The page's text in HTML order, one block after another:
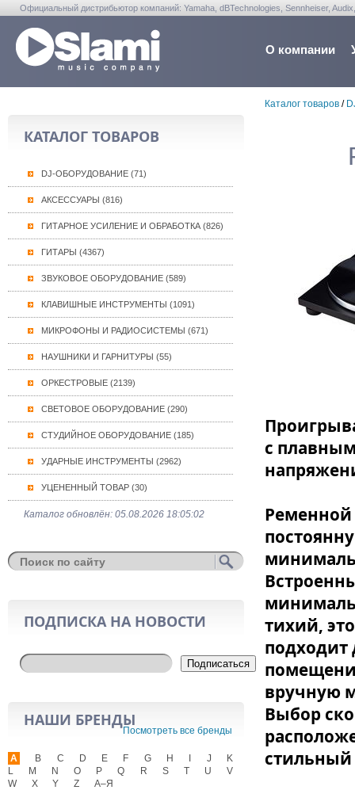
Официальный дистрибьютор компаний: Yamaha, dBTechnologies, Sennheiser,
О компании
КАТАЛОГ ТОВАРОВ
DJ-ОБОРУДОВАНИЕ (71)
АКСЕССУАРЫ (816)
ГИТАРНОЕ УСИЛЕНИЕ И ОБРАБОТКА (826)
ГИТАРЫ (4367)
ЗВУКОВОЕ ОБОРУДОВАНИЕ (589)
КЛАВИШНЫЕ ИНСТРУМЕНТЫ (1091)
МИКРОФОНЫ И РАДИОСИСТЕМЫ (671)
НАУШНИКИ И ГАРНИТУРЫ (55)
ОРКЕСТРОВЫЕ (2139)
СВЕТОВОЕ ОБОРУДОВАНИЕ (290)
СТУДИЙНОЕ ОБОРУДОВАНИЕ (185)
УДАРНЫЕ ИНСТРУМЕНТЫ (2962)
УЦЕНЕННЫЙ ТОВАР (30)
Каталог обновлён: 05.08.2026 18:05:02
ПОДПИСКА НА НОВОСТИ
Подписаться
НАШИ БРЕНДЫ
Посмотреть все бренды
A B C D E F G H J
K
L
M N O P Q R S T U
V
W
X Y Z А–Я
Каталог товаров/
с
Ременной
тихий,
вручную
Выбор